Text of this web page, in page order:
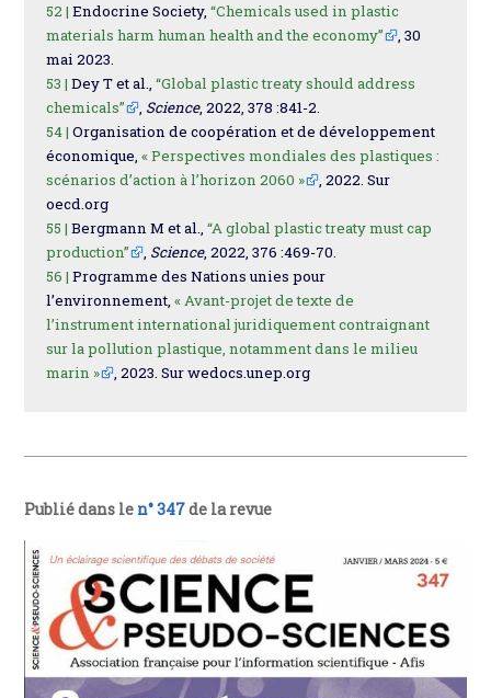
52 | Endocrine Society,“Chemicals used in plastic
materials harm human health and the economy”
, 30
mai 2023.
53 | Dey T et al.,“Global plastic treaty should address
chemicals”
, Science, 2022, 378 :841-2.
54 | Organisation de coopération et de développement
économique,« Perspectives mondiales des plastiques :
scénarios d’action à l’horizon 2060 »
, 2022. Sur
oecd.org
55 | Bergmann M et al.,“A global plastic treaty must cap
production”
, Science, 2022, 376 :469-70.
56 | Programme des Nations unies pour
l’environnement,« Avant-projet de texte de
l’instrument international juridiquement contraignant
sur la pollution plastique, notamment dans le milieu
marin »
, 2023. Sur wedocs.unep.org
Publié dans le n° 347de la revue